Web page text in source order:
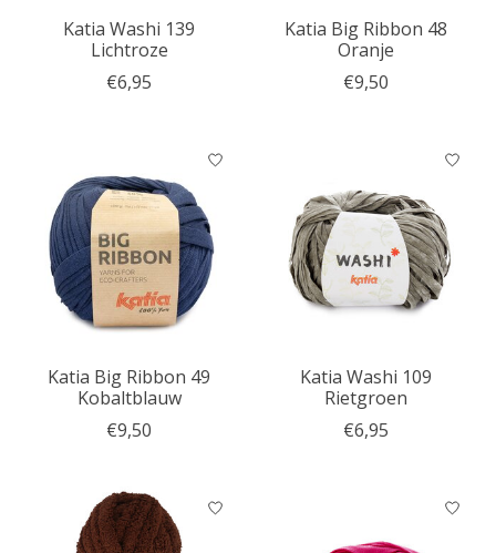
Katia Washi 139
Lichtroze
€6,95
Katia Big Ribbon 48
Oranje
€9,50
Katia Big Ribbon 49
Kobaltblauw
€9,50
Katia Washi 109
Rietgroen
€6,95